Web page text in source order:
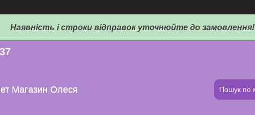
Наявність і строки відправок уточнюйте до замовлення!
Магазин Олеся